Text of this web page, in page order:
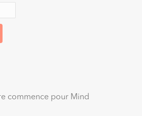
commence pour Mind